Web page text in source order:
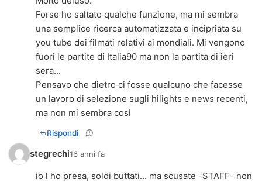
Forse ho saltato qualche funzione, ma mi sembra
una semplice ricerca automatizzata e incipriata su
you tube dei filmati relativi ai mondiali. Mi vengono
fuori le partite di Italia90 ma non la partita di ieri
sera...
Pensavo che dietro ci fosse qualcuno che facesse
un lavoro di selezione sugli hilights e news recenti,
ma non mi sembra così
Rispondi
stegrechi16 anni fa
io l ho presa, soldi buttati... ma scusate -STAFF- non